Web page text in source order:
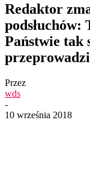
Redaktor
podsłuchów:
Państwie tak
Przez
wds
-
10 września 2018